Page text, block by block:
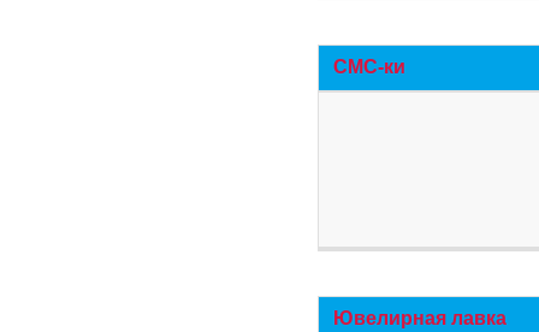
СМС-ки
Ювелирная лавка